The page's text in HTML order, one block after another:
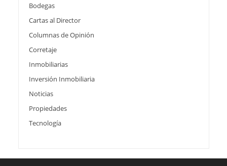
Bodegas
Cartas al Director
Columnas de Opinión
Corretaje
Inmobiliarias
Inversión Inmobiliaria
Noticias
Propiedades
Tecnología